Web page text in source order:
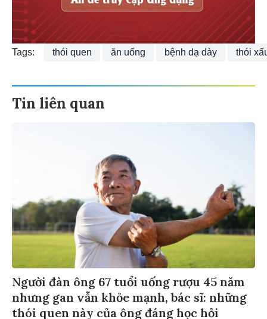
Tags: thói quen ăn uống bệnh dạ dày thói
Tin liên quan
Người đàn ông 67 tuổi uống rượu 45 năm
nhưng gan vẫn khỏe mạnh, bác sĩ: những
thói quen này của ông đáng học hỏi